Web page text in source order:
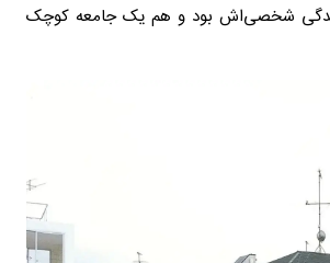
شخصی‌اش بود و هم یک جامعه کوچک